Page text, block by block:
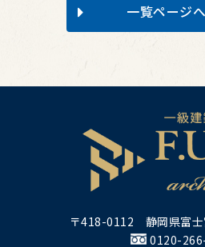
一覧ページ
〒418-0112 静岡県富
0120-